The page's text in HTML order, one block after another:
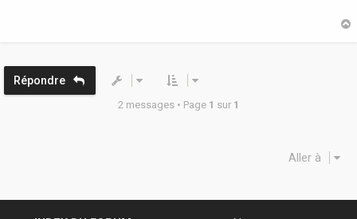
Répondre
2 messages • Page 1 sur 1
Aller à